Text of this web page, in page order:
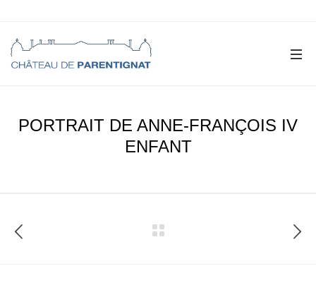
PORTRAIT DE ANNE-FRANÇOIS IV
ENFANT